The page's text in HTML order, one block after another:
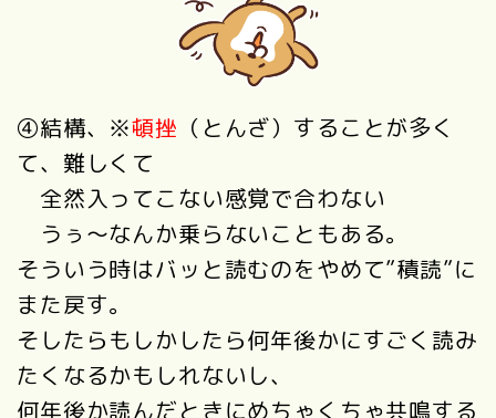
④結構、※頓挫 （とんざ）することが多く
て、難しくて
全然入ってこない感覚で合わない
うぅ～なんか乗らないこともある。
そういう時はバッと読むのをやめて”積読”に
また戻す。
そしたらもしかしたら何年後かにすごく読み
たくなるかもしれないし、
何年後か読んだときにめちゃくちゃ共鳴する